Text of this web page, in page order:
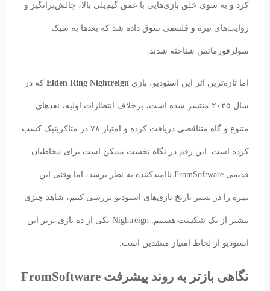
کرد و به سوی خلق بازی‌هایی با عمق گیم‌پلی بالا، چالش‌برانگیز و
روایت‌های تیره و فلسفی سوق داده شد که بعدها به سبک
سولزفورمانس شناخته شدند.
اما تازه‌ترین اثر این استودیو، بازی Elden Ring Nightreign که در
سال ۲۰۲۵ منتشر شده است، برخلاف انتظارات اولیه، نقدهای
متنوع و گاه متناقضی دریافت کرده و امتیاز ۷۸ در متاکریتیک کسب
کرده است. این رقم در نگاه نخست ممکن است برای مخاطبان
قدیمی FromSoftware ناامیدکننده به نظر برسد، اما وقتی این
نمره را در بستر تاریخ بازی‌های استودیو بررسی کنیم، شاهد چیزی
بیشتر از یک شکست هستیم: Nightreign یکی از ده بازی برتر این
استودیو از لحاظ امتیاز منتقدین است.
نگاهی بازتر به روند پیشرفت FromSoftware